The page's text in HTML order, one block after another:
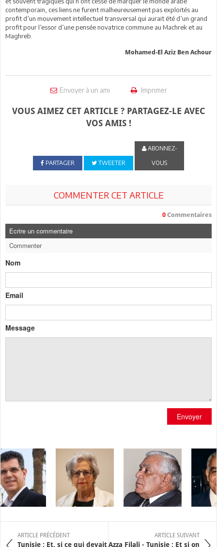
contemporain, ces liens ne furent malheureusement pas exploités au
profit d’un mouvement intellectuel transversal qui aurait été d’un grand
profit pour l’essor d’une pensée novatrice commune au Machrek et au
Maghreb.
Mohamed-El Aziz Ben Achour
Envoyer à un ami Imprimer
VOUS AIMEZ CET ARTICLE ? PARTAGEZ-LE AVEC
VOS AMIS !
PARTAGER TWEETER
ABONNEZ-
VOUS
COMMENTER CET ARTICLE
0 Commentaires
Ecrire un commentaire
Commenter
Nom
Email
Message
Envoyer
ARTICLE PRÉCÉDENT
Tunisie : Et, si ce qui devait
ARTICLE SUIVANT
Azza Filali - Tunisie : Et si on